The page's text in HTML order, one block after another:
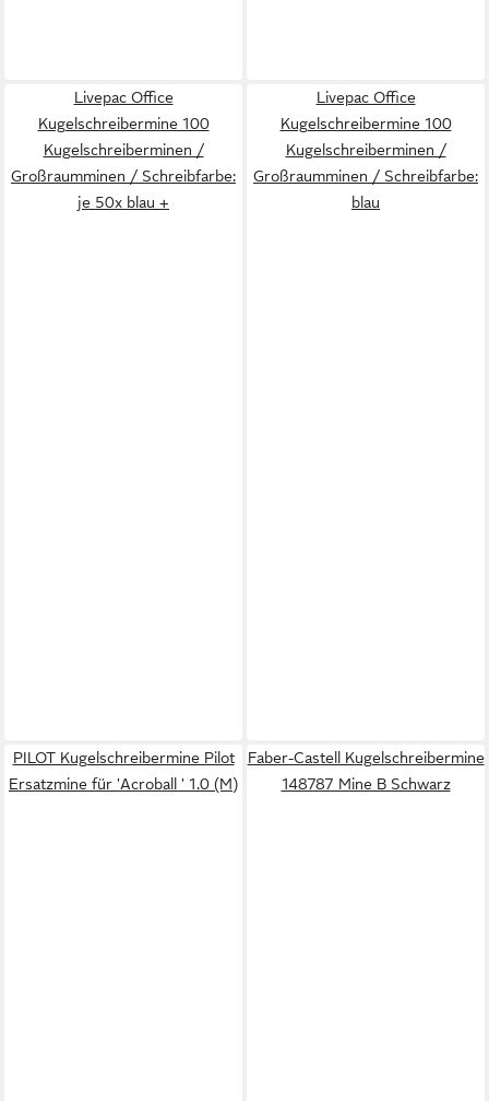
Livepac Office
Kugelschreibermine 100
Kugelschreiberminen /
Großraumminen / Schreibfarbe:
je 50x blau +
Livepac Office
Kugelschreibermine 100
Kugelschreiberminen /
Großraumminen / Schreibfarbe:
blau
PILOT Kugelschreibermine Pilot
Ersatzmine für 'Acroball ' 1.0 (M)
Faber-Castell Kugelschreibermine
148787 Mine B Schwarz